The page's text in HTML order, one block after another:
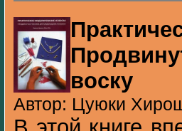
воску
Автор: Цуюки